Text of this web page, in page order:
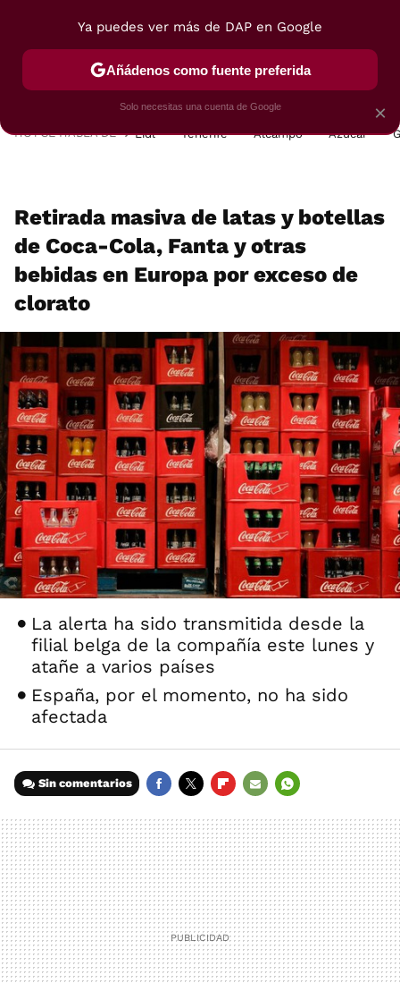
POSTRES VIAJES SELECCIÓN VEGUI
HOY SE HABLA DE Lidl Tenerife Alcampo Azúcar
Retirada masiva de latas y botellas
de Coca-Cola, Fanta y otras
bebidas en Europa por exceso de
clorato
La alerta ha sido transmitida desde la
filial belga de la compañía este lunes y
atañe a varios países
España, por el momento, no ha sido
afectada
Sin comentarios
MAIL
×
Ya puedes ver más de DAP en Google
Añádenos como fuente preferida
Solo necesitas una cuenta de Google